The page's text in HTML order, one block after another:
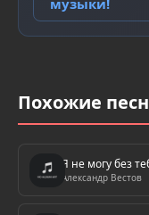
музыки!
Похожие
Я не могу без
Александр Вестов